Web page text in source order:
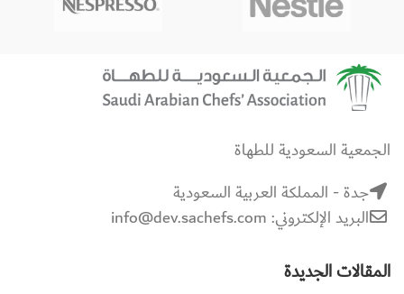
الجمعية السعودية للطهاة
جدة - المملكة العربية السعودية
البريد الإلكتروني: info@dev.sachefs.com
المقالات الجديدة